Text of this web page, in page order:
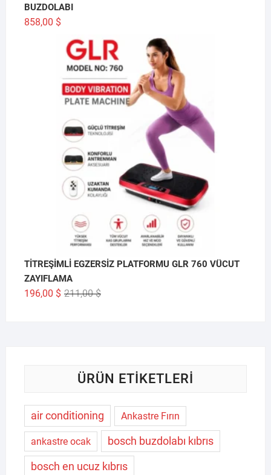
BUZDOLABI
858,00 $
TİTREŞİMLİ EGZERSİZ PLATFORMU GLR 760 VÜCUT
ZAYIFLAMA
211,00$Orijinal
196,00 $
Şu
ÜRÜN ETIKETLERI
air conditioning Ankastre Fırın
ankastre ocak
bosch buzdolabı kıbrıs
bosch en ucuz kıbrıs